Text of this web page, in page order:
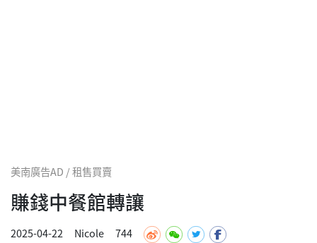
美南廣告AD / 租售買賣
賺錢中餐館轉讓
2025-04-22 Nicole 744